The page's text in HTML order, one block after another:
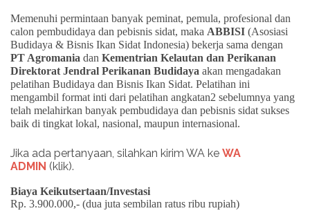
Memenuhi permintaan banyak peminat, pemula, profesional dan
calon pembudidaya dan pebisnis sidat, maka ABBISI (Asosiasi
Budidaya & Bisnis Ikan Sidat Indonesia) bekerja sama dengan
PT Agromania dan Kementrian Kelautan dan Perikanan
Direktorat Jendral Perikanan Budidaya akan mengadakan
pelatihan Budidaya dan Bisnis Ikan Sidat. Pelatihan ini
mengambil format inti dari pelatihan angkatan2 sebelumnya yang
telah melahirkan banyak pembudidaya dan pebisnis sidat sukses
baik di tingkat lokal, nasional, maupun internasional.
Jika ada pertanyaan, silahkan kirim WA ke WA
ADMIN (klik).
Biaya Keikutsertaan/Investasi
Rp. 3.900.000,- (dua juta sembilan ratus ribu rupiah)